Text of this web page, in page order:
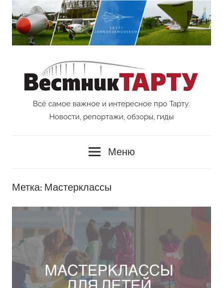
Перейти
содержимому
Vestnik
Всё самое важное и интересное про Тарту.
Новости, репортажи, обзоры, гиды
Меню
Метка: Мастерклассы